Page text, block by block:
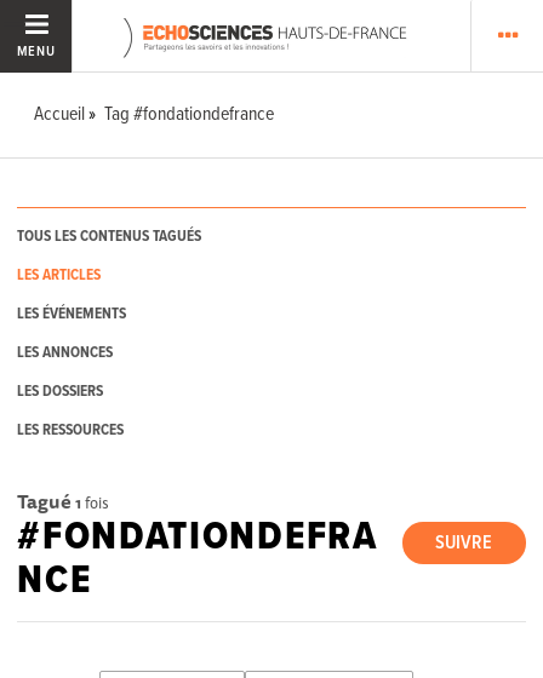
MENU
Accueil Tag #fondationdefrance
TOUS LES CONTENUS TAGUÉS
LES ARTICLES
LES ÉVÉNEMENTS
LES ANNONCES
LES DOSSIERS
LES RESSOURCES
Tagué 1 fois
SUIVRE
#FONDATIONDEFRA
NCE